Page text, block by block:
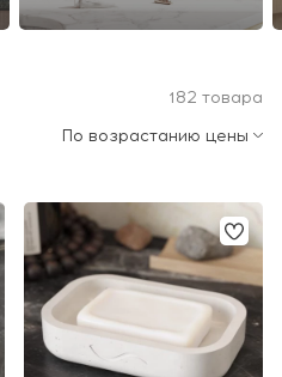
182 товара
По возрастанию цены